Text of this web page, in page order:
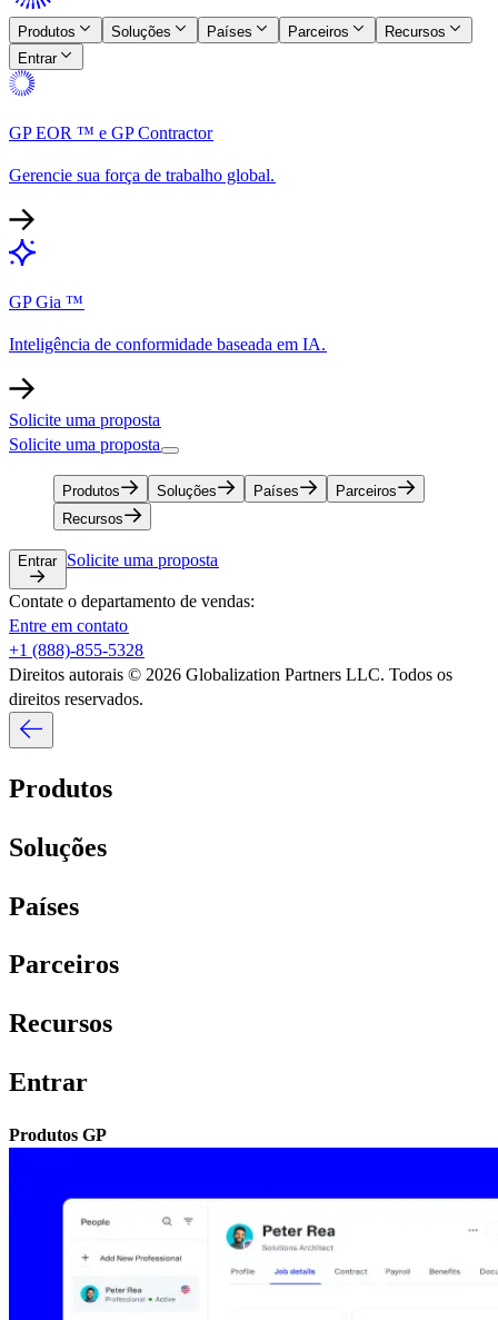
Produtos​​ Soluções​​ Países​​ Parceiros​​
Recursos​​
Entrar​​
GP EOR ™ e GP Contractor​​
Gerencie sua força de trabalho global.​​
GP Gia ™​​
Inteligência de conformidade baseada em IA.​​
Solicite uma proposta​​
Solicite uma proposta​​
Produtos​​ Soluções​​ Países​​
Parceiros​​
Recursos​​
Entrar​​ Solicite uma proposta​​
Contate o departamento de vendas:​​
Entre em contato​​
+1 (888)-855-5328​​
Direitos autorais © 2026 Globalization Partners LLC. Todos os
direitos reservados.​​
Produtos​​
Soluções​​
Países​​
Parceiros​​
Recursos​​
Entrar​​
Produtos GP​​